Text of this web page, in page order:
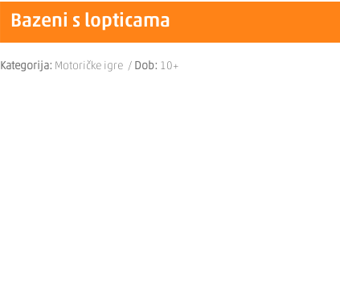
Bazeni s lopticama
Kategorija: Motoričke igre / Dob: 10+